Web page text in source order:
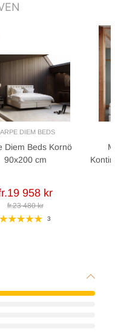
DIEM BEDS
Diem Beds Kornö
90x200 cm
958 kr
fr.23 480 kr
3